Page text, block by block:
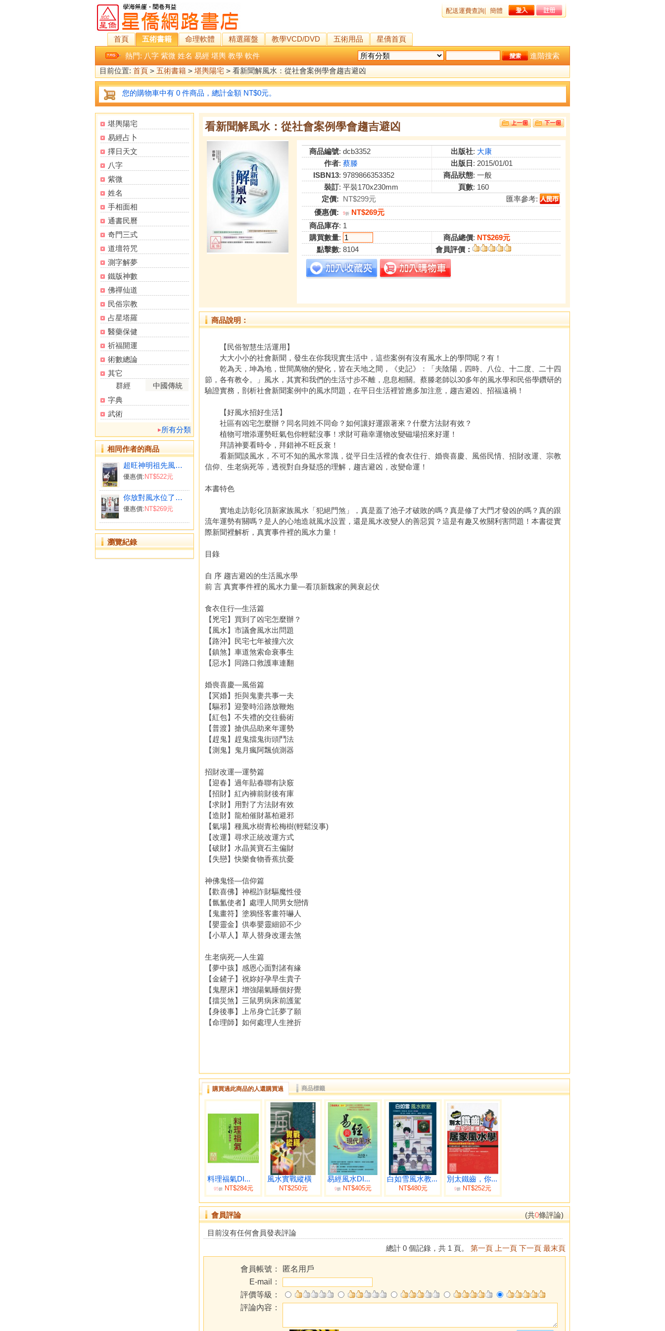
配送運費查詢 簡體
首頁 五術書籍 命理軟體 精選羅盤 教學VCD/DVD 五術用品
星僑首頁
熱門: 八字 紫微 姓名 易經 堪輿 教學 軟件
進階搜索
目前位置: 首頁 > 五術書籍 > 堪輿陽宅 > 看新聞解風水：從社會案例學會趨吉避凶
您的購物車中有 0 件商品，總計金額 NT$0元。
堪輿陽宅
易經占卜
擇日天文
八字
紫微
姓名
手相面相
通書民曆
奇門三式
道壇符咒
測字解夢
鐵版神數
佛禪仙道
民俗宗教
占星塔羅
醫藥保健
祈福開運
術數總論
其它
群經
中國傳統
字典
武術
所有分類
相同作者的商品
超旺神明祖先風水位安置指南
優惠價: NT$522元
你放對風水位了嗎？神明祖先位的正誤興衰實例
優惠價: NT$269元
瀏覽紀錄
看新聞解風水：從社會案例學會趨吉避凶
商品編號: dcb3352 出版社: 大康
作者: 蔡滕 出版日 : 2015/01/01
ISBN13: 9789866353352 商品狀態: 一般
裝訂: 平裝170x230mm 頁數: 160
定價: NT$299元
匯率參考:
優惠價:
9折 NT$269元
商品庫存: 1
購買數量: 商品總價: NT$269元
點擊數: 8104 會員評價：
商品說明：
【民俗智慧生活運用】
大大小小的社會新聞，發生在你我現實生活中，這些案例有沒有風水上的學問呢？有！
乾為天，坤為地，世間萬物的變化，皆在天地之間，《史記》：「夫陰陽，四時、八位、十二度、二十四
節，各有教令。」風水，其實和我們的生活寸步不離，息息相關。蔡滕老師以30多年的風水學和民俗學鑽研的
驗證實務，剖析社會新聞案例中的風水問題，在平日生活裡皆應多加注意，趨吉避凶、招福遠禍！
【好風水招好生活】
社區有凶宅怎麼辦？同名同姓不同命？如何讓好運跟著來？什麼方法財有效？
植物可增添運勢旺氣包你輕鬆沒事！求財可藉幸運物改變磁場招來好運！
拜請神要看時令，拜錯神不旺反衰！
看新聞談風水，不可不知的風水常識，從平日生活裡的食衣住行、婚喪喜慶、風俗民情、招財改運、宗教
信仰、生老病死等，透視對自身疑惑的理解，趨吉避凶，改變命運！
本書特色
實地走訪彰化頂新家族風水「犯絕門煞」，真是蓋了池子才破敗的嗎？真是修了大門才發凶的嗎？真的跟
流年運勢有關嗎？是人的心地造就風水設置，還是風水改變人的善惡質？這是有趣又攸關利害問題！本書從實
際新聞裡解析，真實事件裡的風水力量！
目錄
自 序 趨吉避凶的生活風水學
前 言 真實事件裡的風水力量—看頂新魏家的興衰起伏
食衣住行—生活篇
【兇宅】買到了凶宅怎麼辦？
【風水】市議會風水出問題
【路沖】民宅七年被撞六次
【鎮煞】車道煞索命衰事生
【惡水】同路口救護車連翻
婚喪喜慶—風俗篇
【冥婚】拒與鬼妻共事一夫
【驅邪】迎娶時沿路放鞭炮
【紅包】不失禮的交往藝術
【普渡】搶供品助來年運勢
【趕鬼】趕鬼擋鬼街頭鬥法
【測鬼】鬼月瘋阿飄偵測器
招財改運—運勢篇
【迎春】過年貼春聯有訣竅
【招財】紅內褲前財後有庫
【求財】用對了方法財有效
【造財】龍柏催財墓柏避邪
【氣場】種風水樹青松梅樹(輕鬆沒事)
【改運】尋求正統改運方式
【破財】水晶黃寶石主偏財
【失戀】快樂食物香蕉抗憂
神佛鬼怪—信仰篇
【歡喜佛】神棍詐財驅魔性侵
【氤氳使者】處理人間男女戀情
【鬼畫符】塗鴉怪客畫符嚇人
【嬰靈金】供奉嬰靈細節不少
【小草人】草人替身改運去煞
生老病死—人生篇
【夢中孩】感恩心面對諸有緣
【金鏟子】祝妳好孕早生貴子
【鬼壓床】增強陽氣睡個好覺
【擋災煞】三鼠男病床前護駕
【身後事】上吊身亡託夢了願
【命理師】如何處理人生挫折
購買過此商品的人還購買過 商品標籤
料理福氣DI...
95折NT$284元
風水實戰縱橫
NT$250元
易經風水DI...
9折 NT$405元
白如雪風水教...
NT$480元
別太鐵齒，你...
9折 NT$252元
會員評論 (共0條評論)
目前沒有任何會員發表評論
總計 0 個記錄，共 1 頁。 第一頁 上一頁 下一頁 最末頁
會員帳號：
匿名用戶
E-mail：
評價等級：
評論內容：